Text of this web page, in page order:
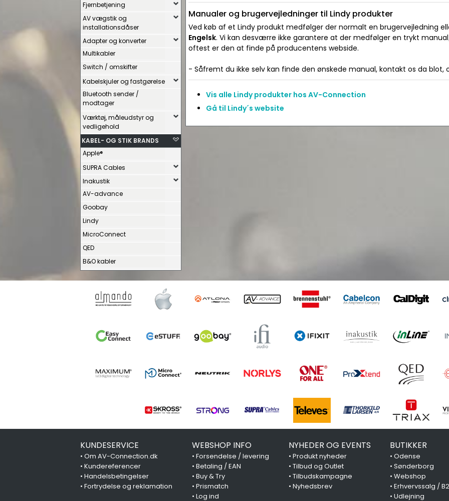
Fjernbetjening
AV vægstik og
installationsdåser
Adapter og konverter
Multikabler
Switch / omskifter
Kabelskjuler og fastgørelse
Bluetooth sender /
modtager
Værktøj, måleudstyr og
vedligehold
KABEL- OG STIK BRANDS
Apple®
SUPRA Cables
Inakustik
AV-advance
Goobay
Lindy
MicroConnect
QED
B&O kabler
Manualer og brugervejledninger til Lindy produkter
Ved køb af et Lindy produkt medfølger der normalt en brugervejledning
Engelsk. Vi kan desværre ikke garantere at der medfølger en trykt
oftest er den at finde på producentens webside.
- Såfremt du ikke selv kan finde den ønskede manual, kontakt os da
Vis alle Lindy produkter hos AV-Connection
Gå til Lindy´s website
KUNDESERVICE
• Om AV-Connection.dk
• Kundereferencer
• Handelsbetingelser
• Fortrydelse og reklamation
WEBSHOP INFO
• Forsendelse / levering
• Betaling / EAN
• Buy & Try
• Prismatch
• Log ind
NYHEDER OG EVENTS
• Produkt nyheder
• Tilbud og Outlet
• Tilbudskampagne
• Nyhedsbrev
BUTIKKER
•Odense
•Sønderborg
•Webshop
•Erhvervssalg /
•Udlejning